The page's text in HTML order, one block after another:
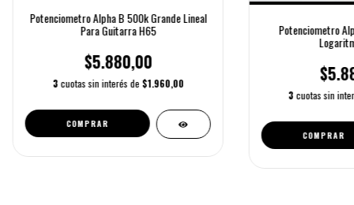
Potenciometro Alpha B 500k Grande Lineal
Para Guitarra H65
$5.880,00
3 cuotas sin interés de $1.960,00
Potenciometro
3 cuotas sin